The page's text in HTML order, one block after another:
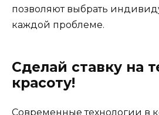
позволяют выбрать
каждой проблеме.
Сделай ставку на
красоту!
Современные технологии в